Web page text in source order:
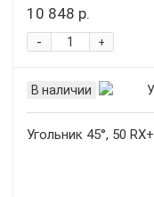
10 848 р.
+
-
В наличии
Угольник 45°, 50 RX+